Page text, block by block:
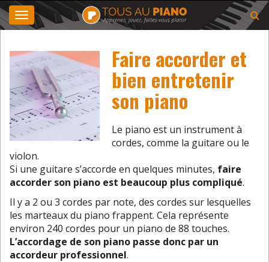
Toggle
navigation
Faire accorder et
bien entretenir
son piano
Le piano est un instrument à
cordes, comme la guitare ou le
violon.
Si une guitare s’accorde en quelques minutes, faire
accorder son piano est beaucoup plus compliqué.
Il y a 2 ou 3 cordes par note, des cordes sur lesquelles
les marteaux du piano frappent. Cela représente
environ 240 cordes pour un piano de 88 touches.
L’accordage de son piano passe donc par un
accordeur professionnel.